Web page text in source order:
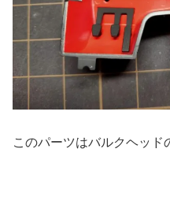
このパーツはバルクヘッド